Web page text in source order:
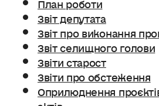
Звіт депутата
Звіт про виконання
Звіт селищного голови
Звіти старост
Звіти про обстеження
Оприлюднення